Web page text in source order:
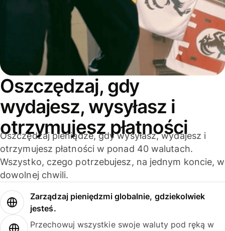
Oszczędzaj, gdy
wydajesz, wysyłasz i
otrzymujesz płatności
Oszczędzaj pieniądze, gdy wysyłasz, wydajesz i
otrzymujesz płatności w ponad 40 walutach.
Wszystko, czego potrzebujesz, na jednym koncie, w
dowolnej chwili.
Zarządzaj pieniędzmi globalnie, gdziekolwiek
jesteś.
Przechowuj wszystkie swoje waluty pod ręką w